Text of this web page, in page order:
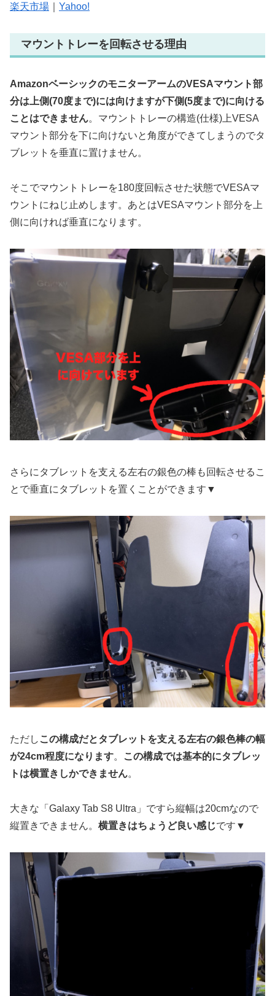
楽天市場 Yahoo!
マウントトレーを回転させる理由
AmazonベーシックのモニターアームのVESAマウント部
分は上側(70度まで)には向けますが下側(5度まで)に向ける
ことはできません。マウントトレーの構造(仕様)上VESA
マウント部分を下に向けないと角度ができてしまうのでタ
ブレットを垂直に置けません。
そこでマウントトレーを180度回転させた状態でVESAマ
ウントにねじ止めします。あとはVESAマウント部分を上
側に向ければ垂直になります。
さらにタブレットを支える左右の銀色の棒も回転させるこ
とで垂直にタブレットを置くことができます▼
ただし この構成だとタブレットを支える左右の銀色棒の幅
が24cm程度になります。
この構成では基本的にタブレッ
トは横置きしかできません。
大きな「Galaxy Tab S8 Ultra」ですら縦幅は20cmなので
縦置きできません。 横置きはちょうど良い感じです▼